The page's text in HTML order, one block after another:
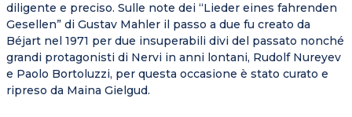
diligente e preciso. Sulle note dei “Lieder eines fahrenden
Gesellen” di Gustav Mahler il passo a due fu creato da
Béjart nel 1971 per due insuperabili divi del passato nonché
grandi protagonisti di Nervi in anni lontani, Rudolf Nureyev
e Paolo Bortoluzzi, per questa occasione è stato curato e
ripreso da Maina Gielgud.